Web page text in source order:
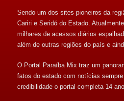
Sendo um dos sites pioneiros da
Cariri e Seridó do Estado.
milhares de acessos diários
além de outras regiões do país e
O Portal Paraíba Mix traz um
fatos do estado com notícias
credibilidade o portal completa 14